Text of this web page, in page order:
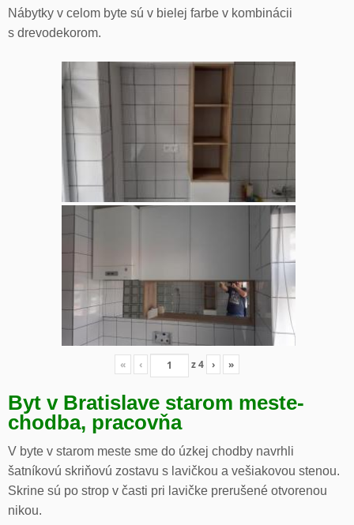
Nábytky v celom byte sú v bielej farbe v kombinácii
s drevodekorom.
« ‹ z4 › »
Byt v Bratislave starom meste-
chodba, pracovňa
V byte v starom meste sme do úzkej chodby navrhli
šatníkovú skriňovú zostavu s lavičkou a vešiakovou stenou.
Skrine sú po strop v časti pri lavičke prerušené otvorenou
nikou.